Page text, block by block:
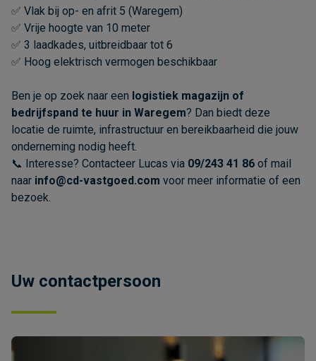
✅ Vlak bij op- en afrit 5 (Waregem)
✅ Vrije hoogte van 10 meter
✅ 3 laadkades, uitbreidbaar tot 6
✅ Hoog elektrisch vermogen beschikbaar
Ben je op zoek naar een logistiek magazijn of
bedrijfspand te huur in Waregem? Dan biedt deze
locatie de ruimte, infrastructuur en bereikbaarheid die jouw
onderneming nodig heeft.
📞 Interesse? Contacteer Lucas via 09/243 41 86 of mail
naar info@cd-vastgoed.com voor meer informatie of een
bezoek.
Uw contactpersoon